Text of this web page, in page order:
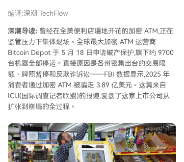
编译:深潮 TechFlow
深潮导读: 曾经在全美便利店遍地开花的加密 ATM,正在
监管压力下集体退场。全球最大加密 ATM 运营商
Bitcoin Depot 于 5 月 18 日申请破产保护,旗下约 9700
台机器全部停运。直接原因是各州密集出台的交易限
额、牌照暂停和反欺诈诉讼——FBI 数据显示,2025 年
消费者通过加密 ATM 被骗走 3.89 亿美元。这篇来自
ICIJ(国际调查记者联盟)的报道,复盘了这家上市公司从
扩张到崩塌的全过程。